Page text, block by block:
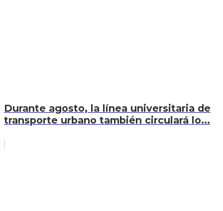
Durante agosto, la línea universitaria de
transporte urbano también circulará lo...